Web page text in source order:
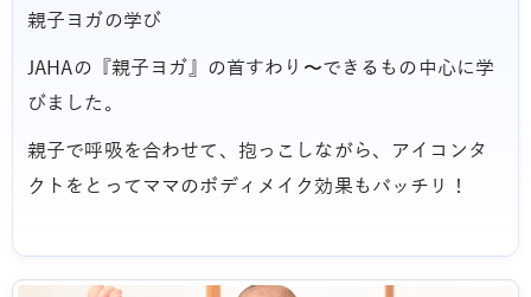
親子ヨガの学び
JAHAの『親子ヨガ』の首すわり〜できるもの中心に学
びました。
親子で呼吸を合わせて、抱っこしながら、アイコンタ
クトをとってママのボディメイク効果もバッチリ！